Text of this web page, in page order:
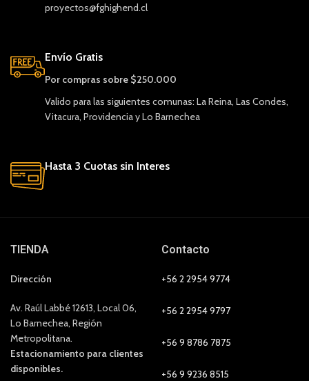
proyectos@fghighend.cl
Envío Gratis
Por compras sobre $250.000
Valido para las siguientes comunas: La Reina, Las Condes,
Vitacura, Providencia y Lo Barnechea
Hasta 3 Cuotas sin Interes
TIENDA
Dirección
Av. Raúl Labbé 12613, Local 06,
Lo Barnechea, Región
Metropolitana.
Estacionamiento para clientes
disponibles.
Contacto
+56 2 2954 9774
+56 2 2954 9797
+56 9 8786 7875
+56 9 9236 8515